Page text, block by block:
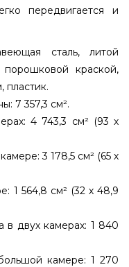
передвигается и
сталь, литой
краской,
пластик.
7 357,3 см².
4 743,3 см² (93 х
3 178,5 см² (65 х
1 564,8 см² (32 х 48,9
двух камерах: 1 840
камере: 1 270